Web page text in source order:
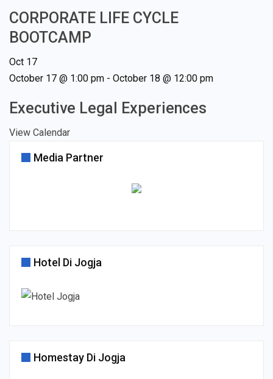
CORPORATE LIFE CYCLE
BOOTCAMP
Oct 17
October 17 @ 1:00 pm - October 18 @ 12:00 pm
Executive Legal Experiences
View Calendar
Media Partner
Hotel Di Jogja
Homestay Di Jogja